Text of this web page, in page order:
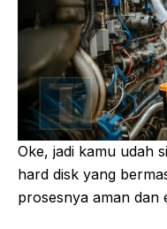
Oke, jadi kamu udah
hard disk yang
prosesnya aman dan